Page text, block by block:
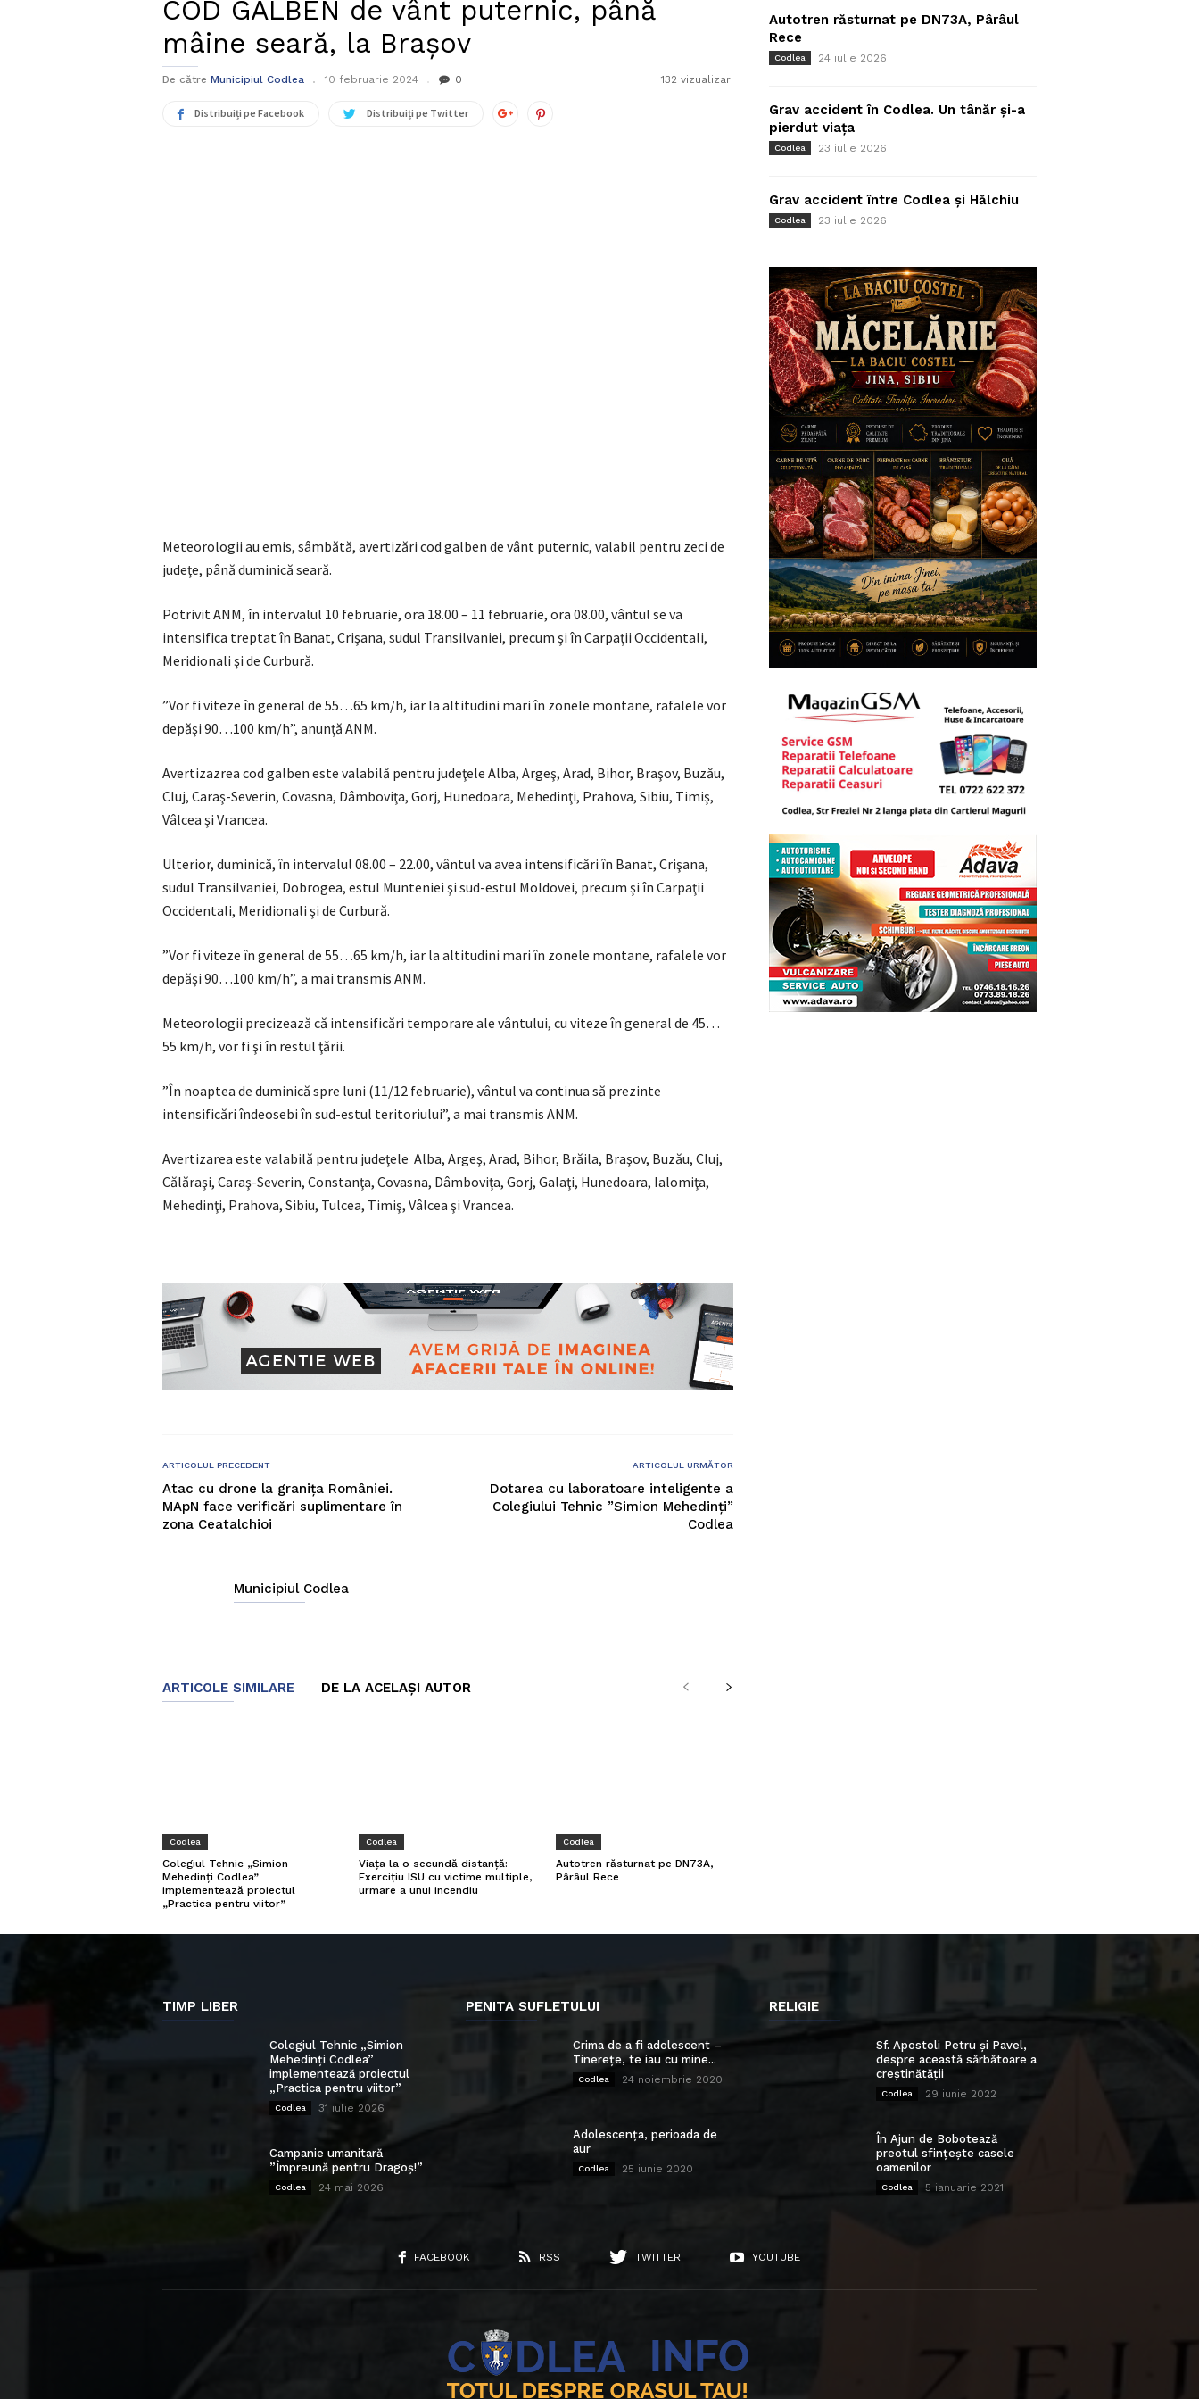
COD GALBEN de vânt puternic, până
mâine seară, la Brașov
De către Municipiul Codlea 10 februarie 2024 0 132 vizualizari
Distribuiți pe Facebook Distribuiți pe Twitter
Meteorologii au emis, sâmbătă, avertizări cod galben de vânt puternic, valabil pentru zeci de
judeţe, până duminică seară.
Potrivit ANM, în intervalul 10 februarie, ora 18.00 – 11 februarie, ora 08.00, vântul se va
intensifica treptat în Banat, Crişana, sudul Transilvaniei, precum şi în Carpaţii Occidentali,
Meridionali şi de Curbură.
”Vor fi viteze în general de 55…65 km/h, iar la altitudini mari în zonele montane, rafalele vor
depăşi 90…100 km/h”, anunţă ANM.
Avertizazrea cod galben este valabilă pentru judeţele Alba, Argeş, Arad, Bihor, Braşov, Buzău,
Cluj, Caraş-Severin, Covasna, Dâmboviţa, Gorj, Hunedoara, Mehedinţi, Prahova, Sibiu, Timiş,
Vâlcea şi Vrancea.
Ulterior, duminică, în intervalul 08.00 – 22.00, vântul va avea intensificări în Banat, Crişana,
sudul Transilvaniei, Dobrogea, estul Munteniei şi sud-estul Moldovei, precum şi în Carpaţii
Occidentali, Meridionali şi de Curbură.
”Vor fi viteze în general de 55…65 km/h, iar la altitudini mari în zonele montane, rafalele vor
depăşi 90…100 km/h”, a mai transmis ANM.
Meteorologii precizează că intensificări temporare ale vântului, cu viteze în general de 45…
55 km/h, vor fi şi în restul ţării.
”În noaptea de duminică spre luni (11/12 februarie), vântul va continua să prezinte
intensificări îndeosebi în sud-estul teritoriului”, a mai transmis ANM.
Avertizarea este valabilă pentru judeţele Alba, Argeş, Arad, Bihor, Brăila, Braşov, Buzău, Cluj,
Călăraşi, Caraş-Severin, Constanţa, Covasna, Dâmboviţa, Gorj, Galaţi, Hunedoara, Ialomiţa,
Mehedinţi, Prahova, Sibiu, Tulcea, Timiş, Vâlcea şi Vrancea.
ARTICOLUL PRECEDENT
Atac cu drone la granița României.
MApN face verificări suplimentare în
zona Ceatalchioi
ARTICOLUL URMĂTOR
Dotarea cu laboratoare inteligente a
Colegiului Tehnic ”Simion Mehedinți”
Codlea
Municipiul Codlea
ARTICOLE SIMILARE DE LA ACELAȘI AUTOR
Codlea
Colegiul Tehnic „Simion
Mehedinți Codlea”
implementează proiectul
„Practica pentru viitor”
Codlea
Viața la o secundă distanță:
Exercițiu ISU cu victime multiple,
urmare a unui incendiu
Codlea
Autotren răsturnat pe DN73A,
Pârâul Rece
Autotren răsturnat pe DN73A, Pârâul
Rece
Codlea 24 iulie 2026
Grav accident în Codlea. Un tânăr și-a
pierdut viața
Codlea 23 iulie 2026
Grav accident între Codlea și Hălchiu
Codlea 23 iulie 2026
TIMP LIBER
Colegiul Tehnic „Simion
Mehedinți Codlea”
implementează proiectul
„Practica pentru viitor”
Codlea 31 iulie 2026
Campanie umanitară
”Împreună pentru Dragoș!”
Codlea 24 mai 2026
PENITA SUFLETULUI
Crima de a fi adolescent –
Tinerețe, te iau cu mine...
Codlea 24 noiembrie 2020
Adolescența, perioada de
aur
Codlea 25 iunie 2020
RELIGIE
Sf. Apostoli Petru și Pavel,
despre această sărbătoare a
creștinătății
Codlea 29 iunie 2022
În Ajun de Bobotează
preotul sfințește casele
oamenilor
Codlea 5 ianuarie 2021
FACEBOOK RSS TWITTER YOUTUBE